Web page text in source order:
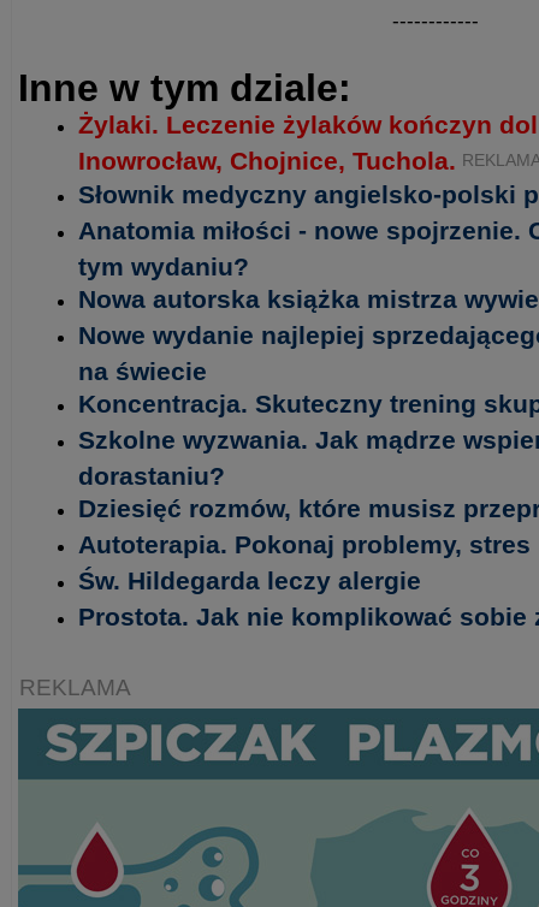
------------
Inne w tym dziale:
Żylaki. Leczenie żylaków kończyn
Inowrocław, Chojnice, Tuchola.
Słownik medyczny angielsko-polski
Anatomia miłości - nowe spojrzenie.
tym wydaniu?
Nowa autorska książka mistrza
Nowe wydanie najlepiej
na świecie
Koncentracja. Skuteczny trening
Szkolne wyzwania. Jak mądrze
dorastaniu?
Dziesięć rozmów, które musisz
Autoterapia. Pokonaj problemy, stres
Św. Hildegarda leczy alergie
Prostota. Jak nie komplikować sobie
REKLAMA